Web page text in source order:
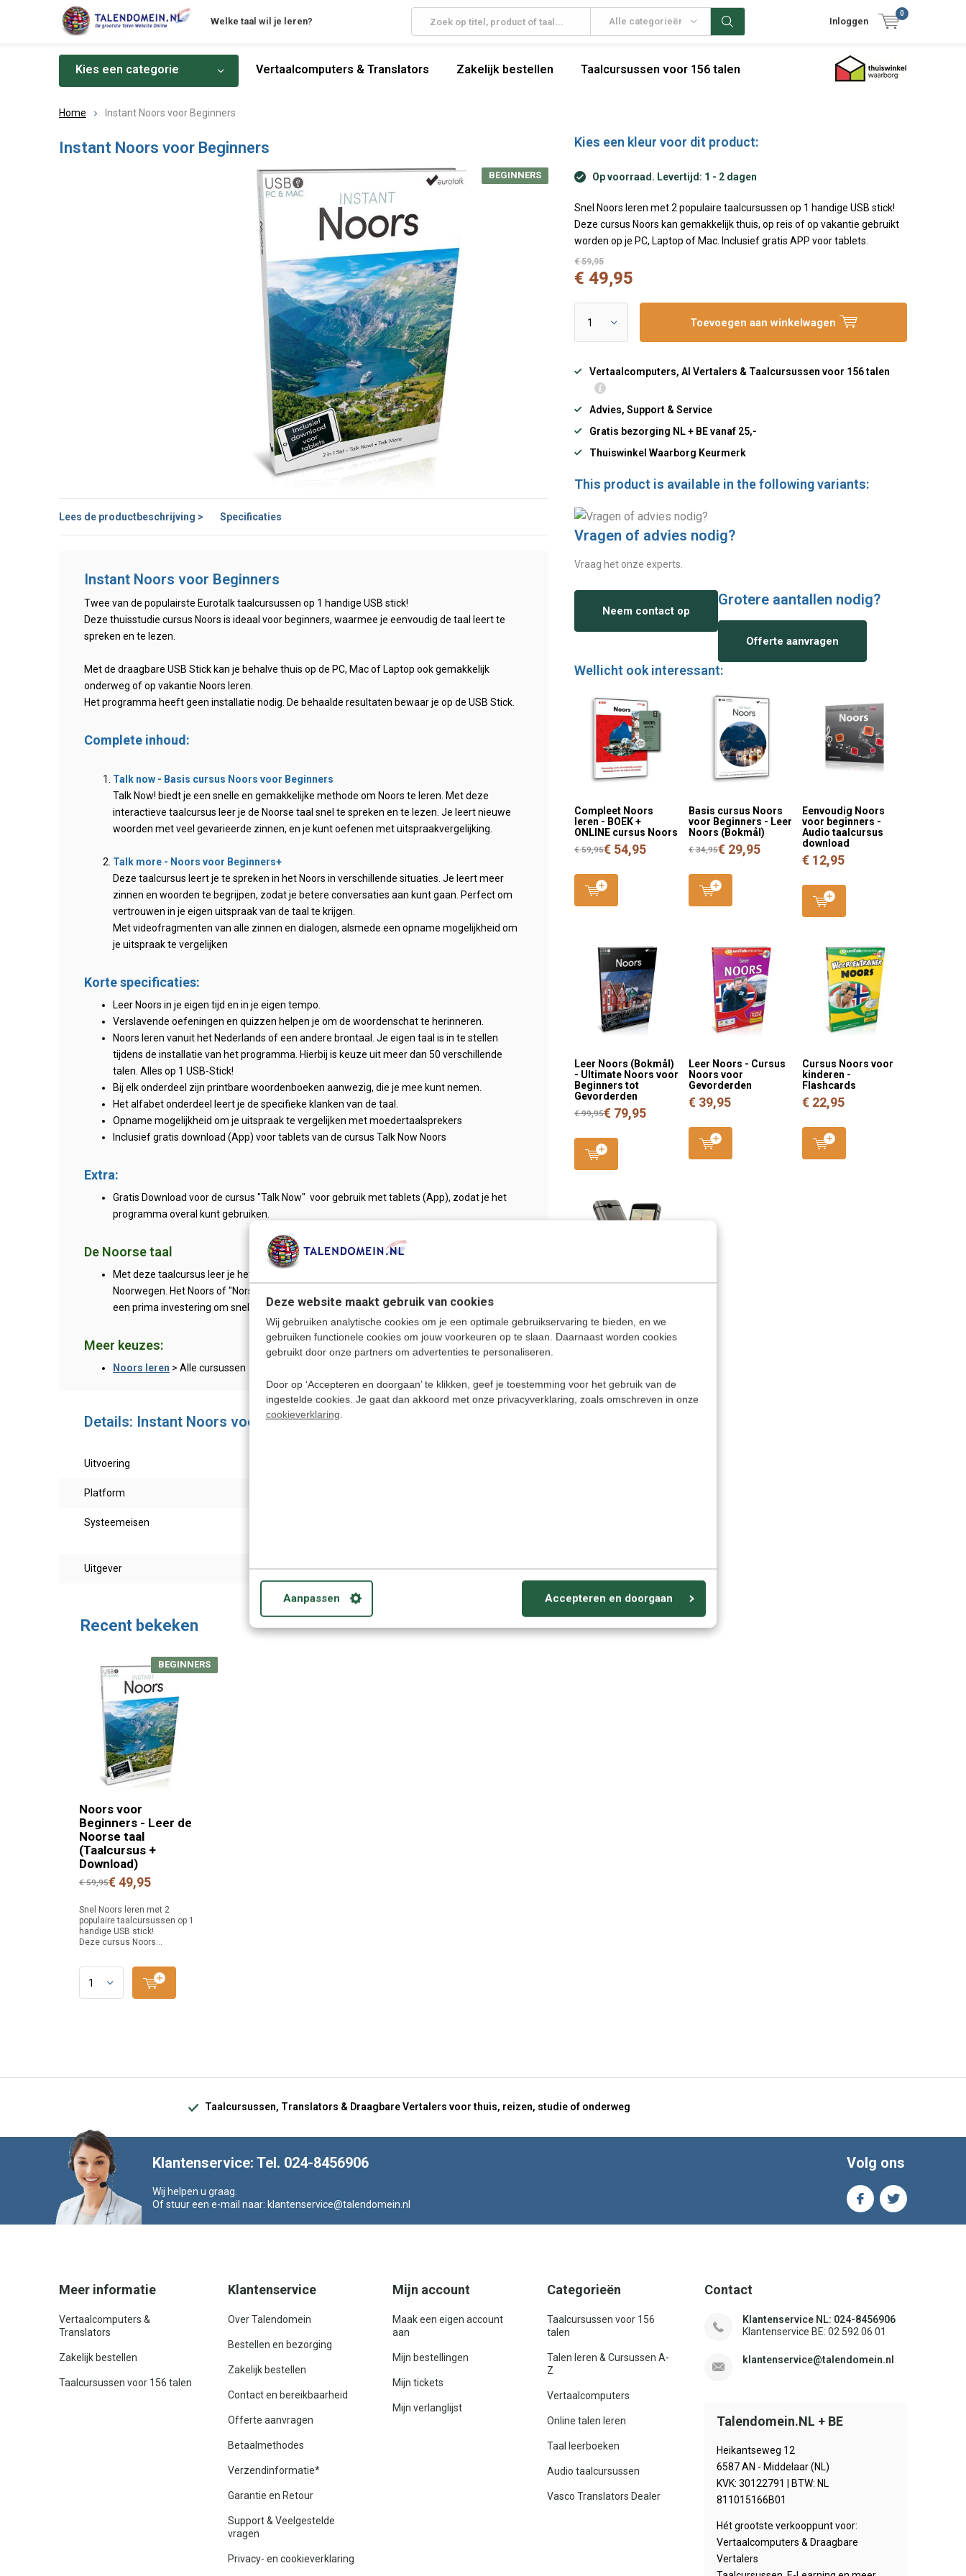
Deze website maakt gebruik van cookies
Wij gebruiken analytische cookies om je een optimale gebruikservaring te bieden, en we
gebruiken functionele cookies om jouw voorkeuren op te slaan. Daarnaast worden cookies
gebruikt door onze partners om advertenties te personaliseren.
Door op ‘Accepteren en doorgaan’ te klikken, geef je toestemming voor het gebruik van de
ingestelde cookies. Je gaat dan akkoord met onze privacyverklaring, zoals omschreven in onze
cookieverklaring.
Aanpassen Accepteren en doorgaan
Welke taal wil je leren? Alle categorieën Inloggen
0
Kies een categorie Vertaalcomputers & Translators Zakelijk bestellen Taalcursussen voor 156 talen
Home Instant Noors voor Beginners
Instant Noors voor Beginners
BEGINNERS
Kies een kleur voor dit product:
Op voorraad. Levertijd: 1 - 2 dagen
Snel Noors leren met 2 populaire taalcursussen op 1 handige USB stick!
Deze cursus Noors kan gemakkelijk thuis, op reis of op vakantie gebruikt
worden op je PC, Laptop of Mac. Inclusief gratis APP voor tablets.
€ 59,95
€ 49,95
Toevoegen aan winkelwagen
Vertaalcomputers, AI Vertalers & Taalcursussen voor 156 talen
Advies, Support & Service
Gratis bezorging NL + BE vanaf 25,-
Thuiswinkel Waarborg Keurmerk
This product is available in the following variants:
Lees de productbeschrijving > Specificaties
Instant Noors voor Beginners
Twee van de populairste Eurotalk taalcursussen op 1 handige USB stick!
Deze thuisstudie cursus Noors is ideaal voor beginners, waarmee je eenvoudig de taal leert te
spreken en te lezen.
Met de draagbare USB Stick kan je behalve thuis op de PC, Mac of Laptop ook gemakkelijk
onderweg of op vakantie Noors leren.
Het programma heeft geen installatie nodig. De behaalde resultaten bewaar je op de USB Stick.
Complete inhoud:
Talk now - Basis cursus Noors voor Beginners
Talk Now! biedt je een snelle en gemakkelijke methode om Noors te leren. Met deze
interactieve taalcursus leer je de Noorse taal snel te spreken en te lezen. Je leert nieuwe
woorden met veel gevarieerde zinnen, en je kunt oefenen met uitspraakvergelijking.
Talk more - Noors voor Beginners+
Deze taalcursus leert je te spreken in het Noors in verschillende situaties. Je leert meer
zinnen en woorden te begrijpen, zodat je betere conversaties aan kunt gaan. Perfect om
vertrouwen in je eigen uitspraak van de taal te krijgen.
Met videofragmenten van alle zinnen en dialogen, alsmede een opname mogelijkheid om
je uitspraak te vergelijken
Korte specificaties:
Leer Noors in je eigen tijd en in je eigen tempo.
Verslavende oefeningen en quizzen helpen je om de woordenschat te herinneren.
Noors leren vanuit het Nederlands of een andere brontaal. Je eigen taal is in te stellen
tijdens de installatie van het programma. Hierbij is keuze uit meer dan 50 verschillende
talen. Alles op 1 USB-Stick!
Bij elk onderdeel zijn printbare woordenboeken aanwezig, die je mee kunt nemen.
Het alfabet onderdeel leert je de specifieke klanken van de taal.
Opname mogelijkheid om je uitspraak te vergelijken met moedertaalsprekers
Inclusief gratis download (App) voor tablets van de cursus Talk Now Noors
Extra:
Gratis Download voor de cursus "Talk Now" voor gebruik met tablets (App), zodat je het
programma overal kunt gebruiken.
De Noorse taal
Met deze taalcursus leer je het
Noorwegen. Het Noors of "Norsk"is de officiële taal in Noorwegen. Een taalcursus Noors is
een prima investering om snel vertrouwd te raken met de Noorse taal.
Meer keuzes:
Noors leren > Alle cursussen
Details: Instant Noors voor Beginners
Uitvoering
Platform
Systeemeisen
Uitgever Eurotalk
Vragen of advies nodig?
Vraag het onze experts.
Neem contact op
Grotere aantallen nodig?
Offerte aanvragen
Wellicht ook interessant:
Compleet Noors
leren - BOEK +
ONLINE cursus Noors
€ 59,95€ 54,95
Basis cursus Noors
voor Beginners - Leer
Noors (Bokmål)
€ 34,95€ 29,95
Eenvoudig Noors
voor beginners -
Audio taalcursus
download
€ 12,95
Leer Noors (Bokmål)
- Ultimate Noors voor
Beginners tot
Gevorderden
€ 99,95€ 79,95
Leer Noors - Cursus
Noors voor
Gevorderden
€ 39,95
Cursus Noors voor
kinderen -
Flashcards
€ 22,95
ECV9 - Stem, Tekst,
Foto en Gesprek
Vertaler 135 Talen -
(Online/Offline/Wifi)
€ 118,95
Recent bekeken
Noors voor
Beginners - Leer de
Noorse taal
(Taalcursus +
Download)
BEGINNERS
€ 59,95€ 49,95
Snel Noors leren met 2
populaire taalcursussen op 1
handige USB stick!
Deze cursus Noors...
Taalcursussen, Translators & Draagbare Vertalers voor thuis, reizen, studie of onderweg
Klantenservice: Tel. 024-8456906
Wij helpen u graag.
Of stuur een e-mail naar: klantenservice@talendomein.nl
Volg ons
Meer informatie
Vertaalcomputers &
Translators
Zakelijk bestellen
Taalcursussen voor 156 talen
Klantenservice
Over Talendomein
Bestellen en bezorging
Zakelijk bestellen
Contact en bereikbaarheid
Offerte aanvragen
Betaalmethodes
Verzendinformatie*
Garantie en Retour
Support & Veelgestelde
vragen
Privacy- en cookieverklaring
Mijn account
Maak een eigen account
aan
Mijn bestellingen
Mijn tickets
Mijn verlanglijst
Categorieën
Taalcursussen voor 156
talen
Talen leren & Cursussen A-
Z
Vertaalcomputers
Online talen leren
Taal leerboeken
Audio taalcursussen
Vasco Translators Dealer
Contact
Klantenservice NL: 024-8456906
Klantenservice BE: 02 592 06 01
klantenservice@talendomein.nl
Talendomein.NL + BE
Heikantseweg 12
6587 AN - Middelaar (NL)
KVK: 30122791 | BTW: NL
811015166B01
Hét grootste verkooppunt voor:
Vertaalcomputers & Draagbare
Vertalers